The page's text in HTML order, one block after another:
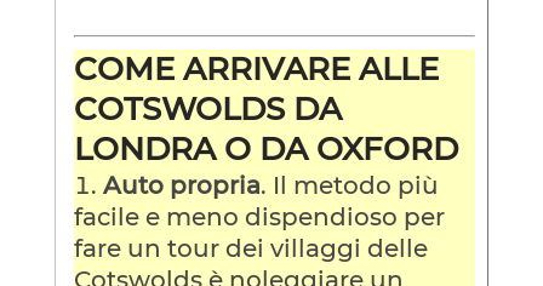
COME ARRIVARE ALLE
COTSWOLDS DA
LONDRA O DA OXFORD
Auto propria. Il metodo più
facile e meno dispendioso per
fare un tour dei villaggi delle